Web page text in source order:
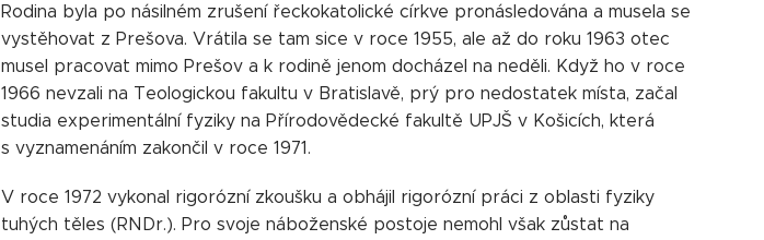
Rodina byla po násilném zrušení řeckokatolické církve pronásledována a musela se
vystěhovat z Prešova. Vrátila se tam sice v roce 1955, ale až do roku 1963 otec
musel pracovat mimo Prešov a k rodině jenom docházel na neděli. Když ho v roce
1966 nevzali na Teologickou fakultu v Bratislavě, prý pro nedostatek místa, začal
studia experimentální fyziky na Přírodovědecké fakultě UPJŠ v Košicích, která
s vyznamenáním zakončil v roce 1971.
V roce 1972 vykonal rigorózní zkoušku a obhájil rigorózní práci z oblasti fyziky
tuhých těles (RNDr.). Pro svoje náboženské postoje nemohl však zůstat na